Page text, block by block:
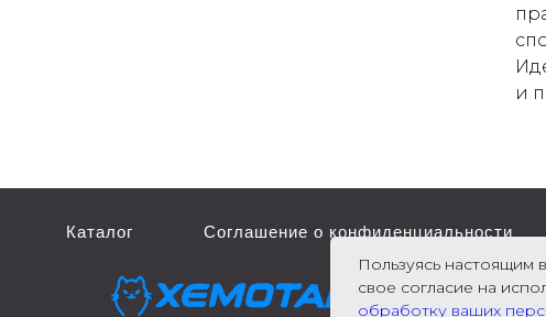
Пользуясь настоящим
свое согласие на
обработку ваших
и
Каталог Соглашение о конфиденциальности